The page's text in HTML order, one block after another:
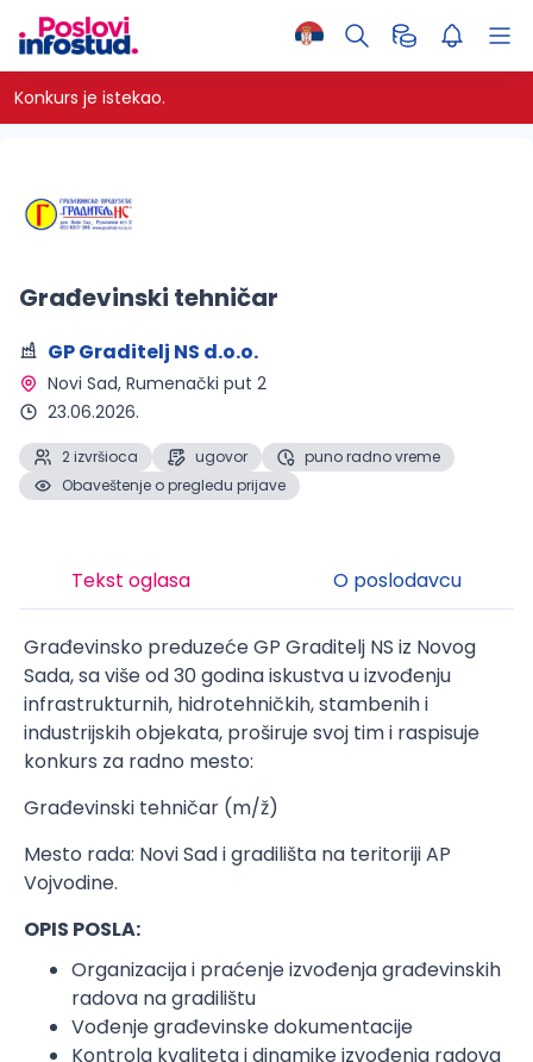
Konkurs je istekao.
Građevinski tehničar
GP Graditelj NS d.o.o.
Novi Sad, Rumenački put 2
23.06.2026.
2 izvršioca ugovor
puno radno vreme
Obaveštenje o pregledu prijave
Tekst oglasa O poslodavcu
Građevinsko preduzeće GP Graditelj NS iz Novog
Sada, sa više od 30 godina iskustva u izvođenju
infrastrukturnih, hidrotehničkih, stambenih i
industrijskih objekata, proširuje svoj tim i raspisuje
konkurs za radno mesto:
Građevinski tehničar (m/ž)
Mesto rada: Novi Sad i gradilišta na teritoriji AP
Vojvodine.
OPIS POSLA:
Organizacija i praćenje izvođenja građevinskih
radova na gradilištu
Vođenje građevinske dokumentacije
Kontrola kvaliteta i dinamike izvođenja radova